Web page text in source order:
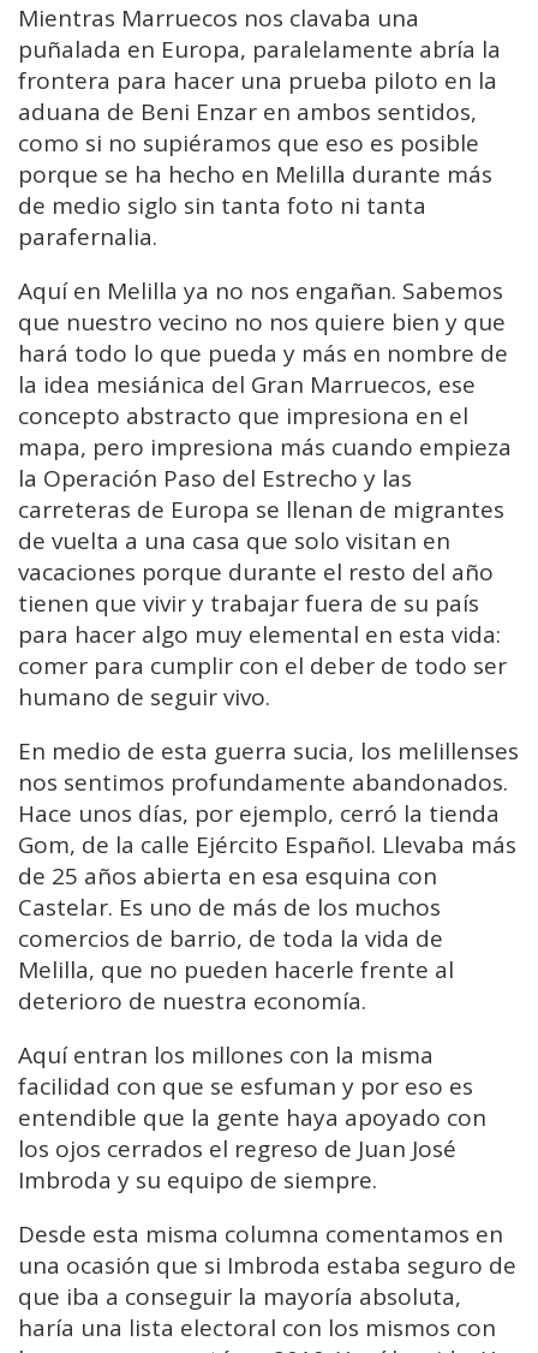
Mientras Marruecos nos clavaba una
puñalada en Europa, paralelamente abría la
frontera para hacer una prueba piloto en la
aduana de Beni Enzar en ambos sentidos,
como si no supiéramos que eso es posible
porque se ha hecho en Melilla durante más
de medio siglo sin tanta foto ni tanta
parafernalia.
Aquí en Melilla ya no nos engañan. Sabemos
que nuestro vecino no nos quiere bien y que
hará todo lo que pueda y más en nombre de
la idea mesiánica del Gran Marruecos, ese
concepto abstracto que impresiona en el
mapa, pero impresiona más cuando empieza
la Operación Paso del Estrecho y las
carreteras de Europa se llenan de migrantes
de vuelta a una casa que solo visitan en
vacaciones porque durante el resto del año
tienen que vivir y trabajar fuera de su país
para hacer algo muy elemental en esta vida:
comer para cumplir con el deber de todo ser
humano de seguir vivo.
En medio de esta guerra sucia, los melillenses
nos sentimos profundamente abandonados.
Hace unos días, por ejemplo, cerró la tienda
Gom, de la calle Ejército Español. Llevaba más
de 25 años abierta en esa esquina con
Castelar. Es uno de más de los muchos
comercios de barrio, de toda la vida de
Melilla, que no pueden hacerle frente al
deterioro de nuestra economía.
Aquí entran los millones con la misma
facilidad con que se esfuman y por eso es
entendible que la gente haya apoyado con
los ojos cerrados el regreso de Juan José
Imbroda y su equipo de siempre.
Desde esta misma columna comentamos en
una ocasión que si Imbroda estaba seguro de
que iba a conseguir la mayoría absoluta,
haría una lista electoral con los mismos con